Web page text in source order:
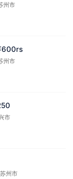
州市
600rs
州市
市
苏州市